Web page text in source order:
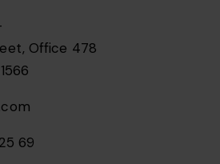
Office 478
69